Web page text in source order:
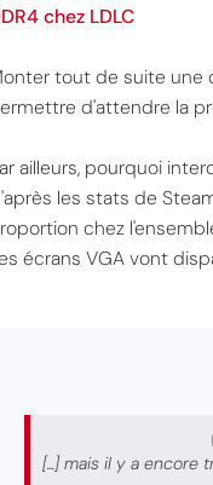
chez LDLC
tout de suite une
d'attendre la
ailleurs, pourquoi
les stats de
chez
écrans VGA vont
[...] mais il y a encore